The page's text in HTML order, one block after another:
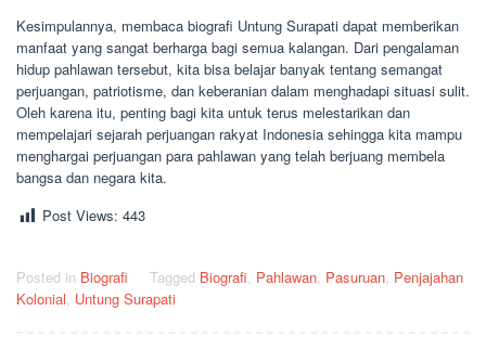
Kesimpulannya, membaca biografi Untung Surapati dapat memberikan
manfaat yang sangat berharga bagi semua kalangan. Dari pengalaman
hidup pahlawan tersebut, kita bisa belajar banyak tentang semangat
perjuangan, patriotisme, dan keberanian dalam menghadapi situasi sulit.
Oleh karena itu, penting bagi kita untuk terus melestarikan dan
mempelajari sejarah perjuangan rakyat Indonesia sehingga kita mampu
menghargai perjuangan para pahlawan yang telah berjuang membela
bangsa dan negara kita.
Post Views: 443
Posted in Biografi Tagged Biografi, Pahlawan, Pasuruan, Penjajahan
Kolonial, Untung Surapati